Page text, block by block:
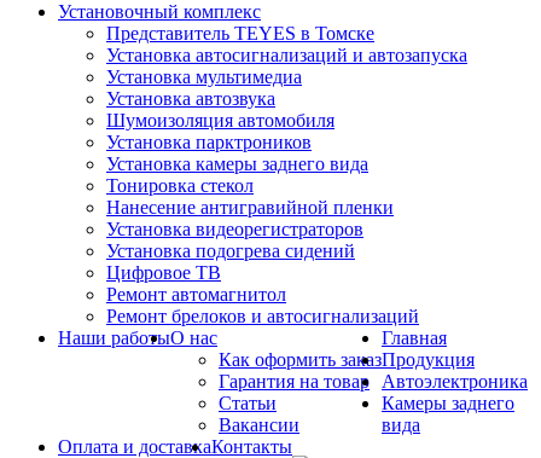
Установочный комплекс
Представитель TEYES в Томске
Установка автосигнализаций и автозапуска
Установка мультимедиа
Установка автозвука
Шумоизоляция автомобиля
Установка парктроников
Установка камеры заднего вида
Тонировка стекол
Нанесение антигравийной пленки
Установка видеорегистраторов
Установка подогрева сидений
Цифровое ТВ
Ремонт автомагнитол
Ремонт брелоков и автосигнализаций
Наши работыО нас
Как оформить заказ
Гарантия на товар
Статьи
Вакансии
Оплата и доставкаКонтакты
Главная
Продукция
Автоэлектроника
Камеры заднего
вида